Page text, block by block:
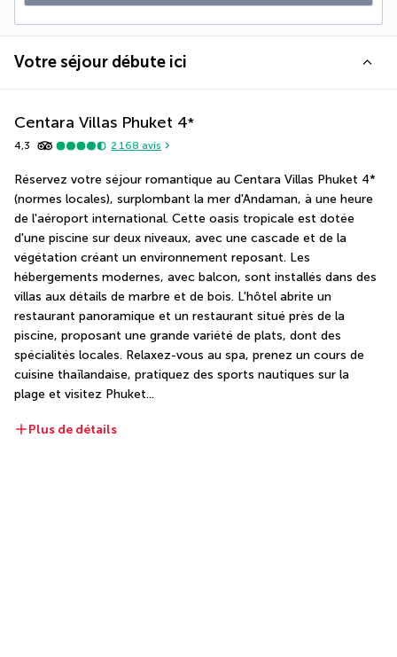
Votre séjour débute ici
Centara Villas Phuket 4*
4,3 2 168 avis
Réservez votre séjour romantique au Centara Villas Phuket 4*
(normes locales), surplombant la mer d'Andaman, à une heure
de l'aéroport international. Cette oasis tropicale est dotée
d'une piscine sur deux niveaux, avec une cascade et de la
végétation créant un environnement reposant. Les
hébergements modernes, avec balcon, sont installés dans des
villas aux détails de marbre et de bois. L'hôtel abrite un
restaurant panoramique et un restaurant situé près de la
piscine, proposant une grande variété de plats, dont des
spécialités locales. Relaxez-vous au spa, prenez un cours de
cuisine thaïlandaise, pratiquez des sports nautiques sur la
plage et visitez Phuket...
Plus de détails